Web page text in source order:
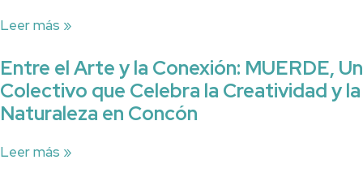
Leer más »
Entre el Arte y la Conexión: MUERDE, Un
Colectivo que Celebra la Creatividad y la
Naturaleza en Concón
Leer más »